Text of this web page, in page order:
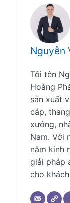
Nguyễn
Tôi tên
Hoàng
sản xuất
cáp,
xưởng,
Nam. Với
năm kinh
giải pháp
cho